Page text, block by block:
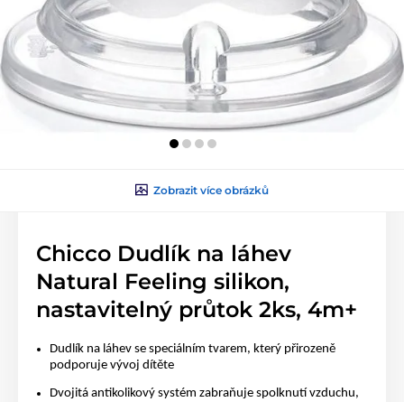
Zobrazit více obrázků
Chicco Dudlík na láhev
Natural Feeling silikon,
nastavitelný průtok 2ks, 4m+
Dudlík na láhev se speciálním tvarem, který přirozeně
podporuje vývoj dítěte
Dvojitá antikolikový systém zabraňuje spolknutí vzduchu,